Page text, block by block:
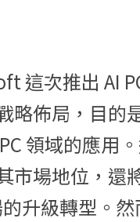
這次推出 AI
略佈局，目的
領域的應用
市場地位，還
的升級轉型。